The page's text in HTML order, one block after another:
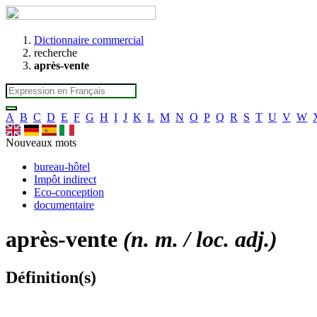
Dictionnaire commercial
recherche
après-vente
A B C D E F G H I J K L M N O P Q R S T U V W
Nouveaux mots
bureau-hôtel
Impôt indirect
Eco-conception
documentaire
après-vente (n. m. / loc. adj.)
Définition(s)